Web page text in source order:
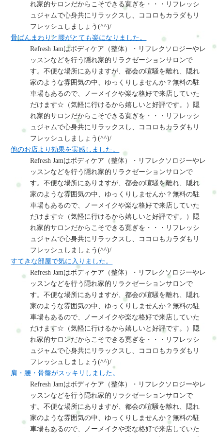
れ家的サロンだからこそできる寛ぎを・・・リフレッシ
ュジャムで心身共にリラックスし、ココロもカラダもリ
フレッシュしましょう(^^)/
骨ばんまわりと腰がとても楽になりました。
Refresh Jamはボディケア（整体）・リフレクソロジーやレ
ッスンなどを行う隠れ家的リラクゼーションサロンで
す。不便な場所にありますが、都会の喧騒を離れ、隠れ
家のような雰囲気の中、ゆっくりしませんか？無料の駐
車場もあるので、ノーメイクや楽な格好で来店していた
だけます☆（気軽に行けるから嬉しいと好評です。）隠
れ家的サロンだからこそできる寛ぎを・・・リフレッシ
ュジャムで心身共にリラックスし、ココロもカラダもリ
フレッシュしましょう(^^)/
他のお店より効果を実感しました。
Refresh Jamはボディケア（整体）・リフレクソロジーやレ
ッスンなどを行う隠れ家的リラクゼーションサロンで
す。不便な場所にありますが、都会の喧騒を離れ、隠れ
家のような雰囲気の中、ゆっくりしませんか？無料の駐
車場もあるので、ノーメイクや楽な格好で来店していた
だけます☆（気軽に行けるから嬉しいと好評です。）隠
れ家的サロンだからこそできる寛ぎを・・・リフレッシ
ュジャムで心身共にリラックスし、ココロもカラダもリ
フレッシュしましょう(^^)/
すてきな部屋で気に入りました。
Refresh Jamはボディケア（整体）・リフレクソロジーやレ
ッスンなどを行う隠れ家的リラクゼーションサロンで
す。不便な場所にありますが、都会の喧騒を離れ、隠れ
家のような雰囲気の中、ゆっくりしませんか？無料の駐
車場もあるので、ノーメイクや楽な格好で来店していた
だけます☆（気軽に行けるから嬉しいと好評です。）隠
れ家的サロンだからこそできる寛ぎを・・・リフレッシ
ュジャムで心身共にリラックスし、ココロもカラダもリ
フレッシュしましょう(^^)/
肩・腰・骨盤がスッキリしました。
Refresh Jamはボディケア（整体）・リフレクソロジーやレ
ッスンなどを行う隠れ家的リラクゼーションサロンで
す。不便な場所にありますが、都会の喧騒を離れ、隠れ
家のような雰囲気の中、ゆっくりしませんか？無料の駐
車場もあるので、ノーメイクや楽な格好で来店していた